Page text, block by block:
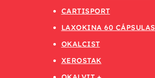
CARTISPORT
LAXOKINA 60 CÁPSULAS
OKALCIST
XEROSTAK